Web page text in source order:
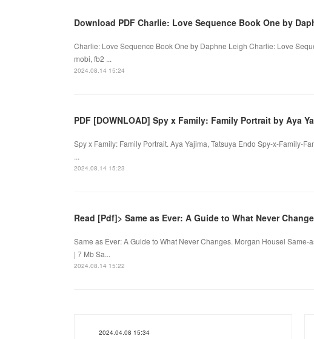
Download PDF Charlie: Love Sequence Book One by
Charlie: Love Sequence Book One by Daphne Leigh Charlie: Love
mobi, fb2 ...
2024.08.14 15:24
PDF [DOWNLOAD] Spy x Family: Family Portrait by Aya
Spy x Family: Family Portrait. Aya Yajima, Tatsuya Endo Spy-x-Family-
...
2024.08.14 15:23
Read [Pdf]> Same as Ever: A Guide to What Never
Same as Ever: A Guide to What Never Changes. Morgan Housel
| 7 Mb Sa...
2024.08.14 15:22
2024.04.08 15:34